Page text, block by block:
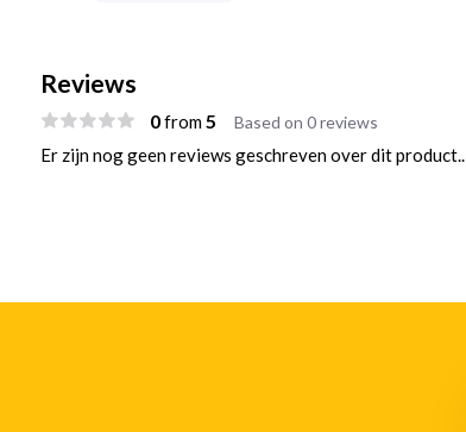
Reviews
0from5 Based on 0 reviews
Er zijn nog geen reviews geschreven over dit product..